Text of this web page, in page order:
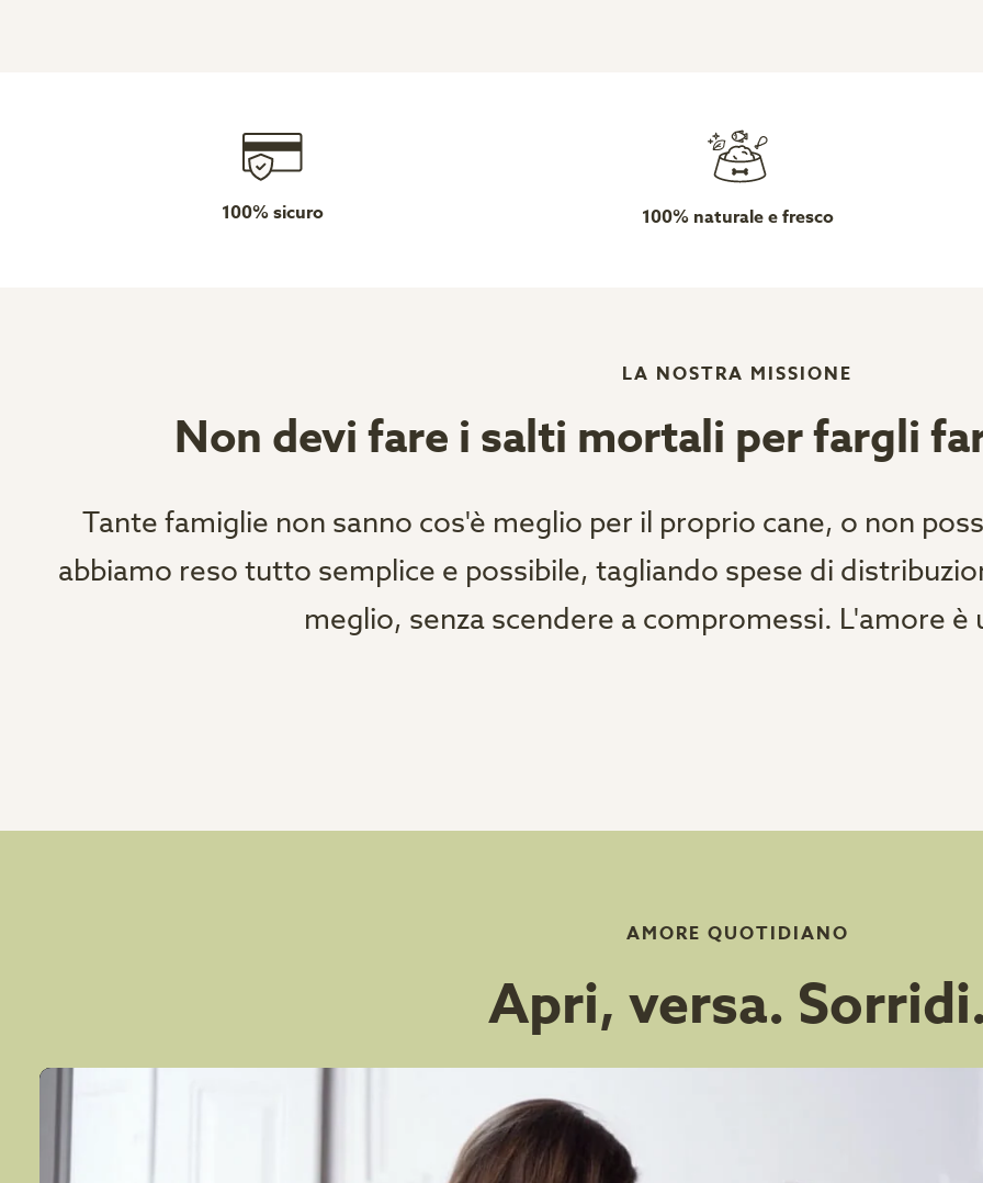
100% sicuro 100% naturale e fresco
LA NOSTRA MISSIONE
Non devi fare i salti mortali per fargli
Tante famiglie non sanno cos'è meglio per il proprio cane, o non
abbiamo reso tutto semplice e possibile, tagliando spese di
meglio, senza scendere a compromessi. L'amore è
AMORE QUOTIDIANO
Apri, versa.